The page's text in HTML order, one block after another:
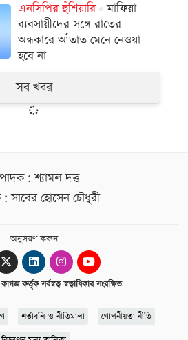
এনসিপির হুঁশিয়ারি
মাফিয়া
ব্যবসায়ীদের সঙ্গে রাতের
অন্ধকারে আঁতাত মেনে নেওয়া
হবে না
সব খবর
: শ্যামল দত্ত
: সাবের হোসেন চৌধুরী
অনুসরণ করুন
কর্তৃক সর্বস্বত্ব স্বত্বাধিকার সংরক্ষিত
শর্তাবলি ও নীতিমালা গোপনীয়তা নীতি